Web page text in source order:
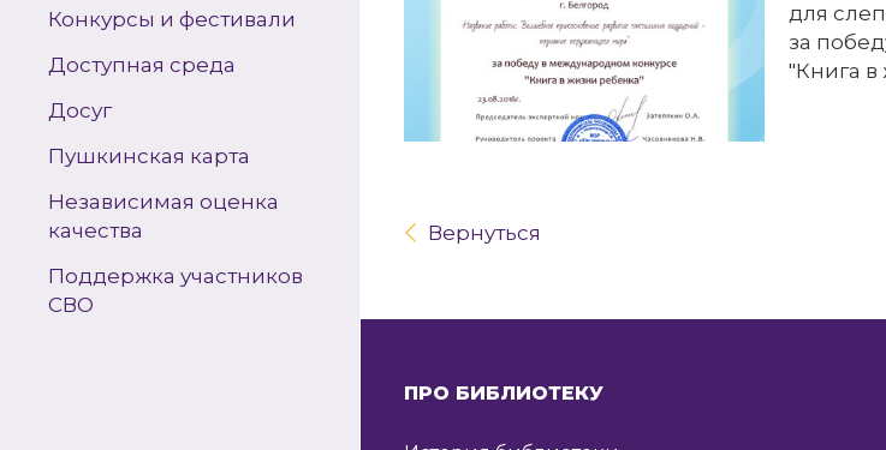
Конкурсы и фестивали
Доступная среда
Досуг
Пушкинская карта
Независимая оценка
качества
Поддержка участников
СВО
для
за
"Книга
Вернуться
ПРО БИБЛИОТЕКУ